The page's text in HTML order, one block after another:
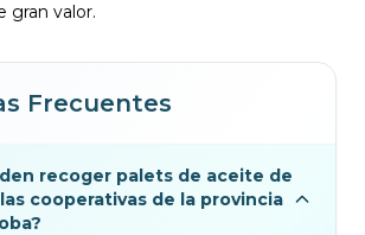
gran valor.
Frecuentes
recoger palets de aceite de
cooperativas de la provincia